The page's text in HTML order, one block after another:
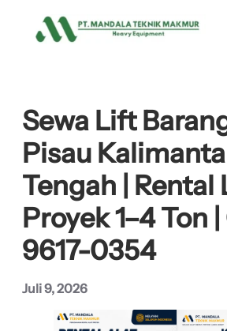
Sewa Lift
Pisau
Tengah | Rental
Proyek 1–4 Ton
9617-0354
Juli 9, 2026